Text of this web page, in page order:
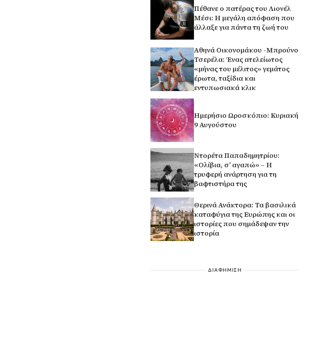
Πέθανε ο πατέρας του Λιονέλ
Μέσι: Η μεγάλη απόφαση που
άλλαξε για πάντα τη ζωή του
Αθηνά Οικονομάκου -Μπρούνο
Τσερέλα: Ένας ατελείωτος
«μήνας του μέλιτος» γεμάτος
έρωτα, ταξίδια και
εντυπωσιακά κλικ
Ημερήσιο Ωροσκόπιο: Κυριακή
9 Αυγούστου
Ντορέτα Παπαδημητρίου:
«Ολίβια, σ’ αγαπώ» – Η
τρυφερή ανάρτηση για τη
βαφτιστήρα της
Θερινά Ανάκτορα: Τα βασιλικά
καταφύγια της Ευρώπης και οι
ιστορίες που σημάδεψαν την
ιστορία
ΔΙΑΦΗΜΙΣΗ